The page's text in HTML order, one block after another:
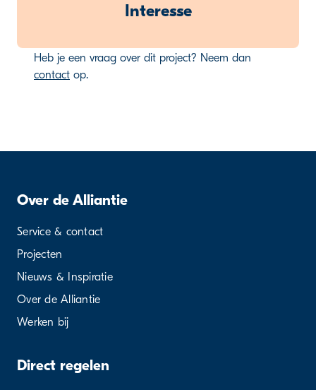
Interesse
Heb je een vraag over dit project? Neem dan
contact op.
Over de Alliantie
Service & contact
Projecten
Nieuws & Inspiratie
Over de Alliantie
Werken bij
Direct regelen